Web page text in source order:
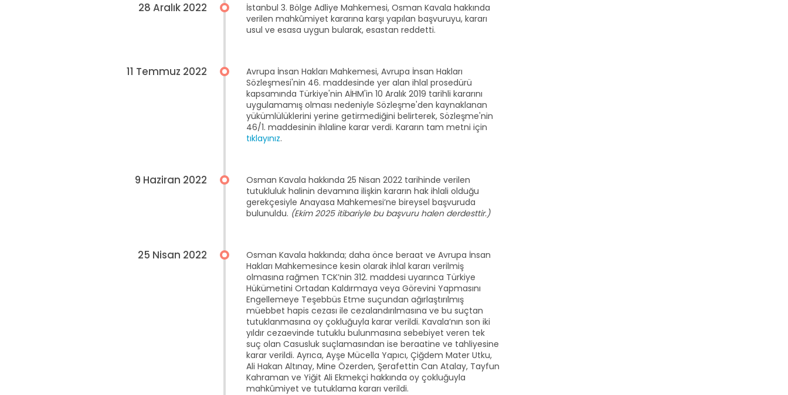
28 Aralık 2022
İstanbul 3. Bölge Adliye Mahkemesi, Osman Kavala hakkında
verilen mahkûmiyet kararına karşı yapılan başvuruyu, kararı
usul ve esasa uygun bularak, esastan reddetti.
11 Temmuz 2022
Avrupa İnsan Hakları Mahkemesi, Avrupa İnsan Hakları
Sözleşmesi'nin 46. maddesinde yer alan ihlal prosedürü
kapsamında Türkiye'nin AİHM'in 10 Aralık 2019 tarihli kararını
uygulamamış olması nedeniyle Sözleşme'den kaynaklanan
yükümlülüklerini yerine getirmediğini belirterek, Sözleşme'nin
46/1. maddesinin ihlaline karar verdi. Kararın tam metni için
tıklayınız.
9 Haziran 2022
Osman Kavala hakkında 25 Nisan 2022 tarihinde verilen
tutukluluk halinin devamına ilişkin kararın hak ihlali olduğu
gerekçesiyle Anayasa Mahkemesi’ne bireysel başvuruda
bulunuldu. (Ekim 2025 itibariyle bu başvuru halen derdesttir.)
25 Nisan 2022
Osman Kavala hakkında; daha önce beraat ve Avrupa İnsan
Hakları Mahkemesince kesin olarak ihlal kararı verilmiş
olmasına rağmen TCK’nin 312. maddesi uyarınca Türkiye
Hükümetini Ortadan Kaldırmaya veya Görevini Yapmasını
Engellemeye Teşebbüs Etme suçundan ağırlaştırılmış
müebbet hapis cezası ile cezalandırılmasına ve bu suçtan
tutuklanmasına oy çokluğuyla karar verildi. Kavala’nın son iki
yıldır cezaevinde tutuklu bulunmasına sebebiyet veren tek
suç olan Casusluk suçlamasından ise beraatine ve tahliyesine
karar verildi. Ayrıca, Ayşe Mücella Yapıcı, Çiğdem Mater Utku,
Ali Hakan Altınay, Mine Özerden, Şerafettin Can Atalay, Tayfun
Kahraman ve Yiğit Ali Ekmekçi hakkında oy çokluğuyla
mahkûmiyet ve tutuklama kararı verildi.